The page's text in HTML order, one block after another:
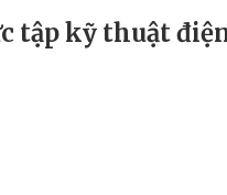
tập kỹ thuật